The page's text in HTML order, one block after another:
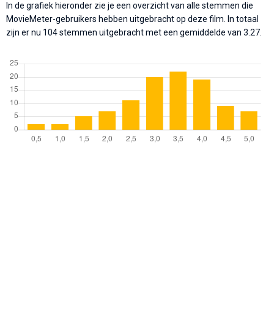
In de grafiek hieronder zie je een overzicht van alle stemmen die
MovieMeter-gebruikers hebben uitgebracht op deze film. In totaal
zijn er nu 104 stemmen uitgebracht met een gemiddelde van 3.27.